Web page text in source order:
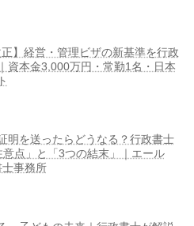
正】経営・管理ビザの新基準を行政
資本金3,000万円・常勤1名・日本
明を送ったらどうなる？行政書士
点」と「3つの結末」｜エール
事務所